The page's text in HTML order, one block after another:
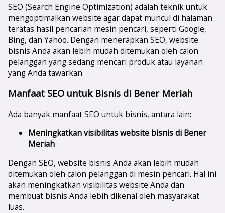
SEO (Search Engine Optimization) adalah teknik untuk
mengoptimalkan website agar dapat muncul di halaman
teratas hasil pencarian mesin pencari, seperti Google,
Bing, dan Yahoo. Dengan menerapkan SEO, website
bisnis Anda akan lebih mudah ditemukan oleh calon
pelanggan yang sedang mencari produk atau layanan
yang Anda tawarkan.
Manfaat SEO untuk Bisnis di Bener Meriah
Ada banyak manfaat SEO untuk bisnis, antara lain:
Meningkatkan visibilitas website bisnis di Bener
Meriah
Dengan SEO, website bisnis Anda akan lebih mudah
ditemukan oleh calon pelanggan di mesin pencari. Hal ini
akan meningkatkan visibilitas website Anda dan
membuat bisnis Anda lebih dikenal oleh masyarakat
luas.